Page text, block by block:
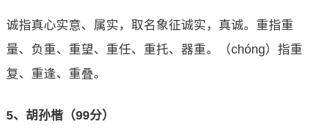
诚指真心实意、属实，取名象征诚实，真诚。重指重
量、负重、重望、重任、重托、器重。（chóng）指重
复、重逢、重叠。
5、胡孙楷（99分）